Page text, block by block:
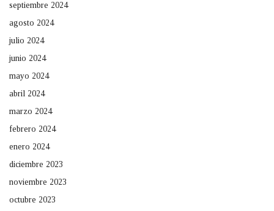
septiembre 2024
agosto 2024
julio 2024
junio 2024
mayo 2024
abril 2024
marzo 2024
febrero 2024
enero 2024
diciembre 2023
noviembre 2023
octubre 2023